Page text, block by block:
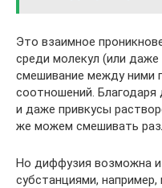
Это взаимное
среди молекул (или
смешивание между ними
соотношений.
и даже привкусы
же можем смешивать
Но диффузия возможна
субстанциями,